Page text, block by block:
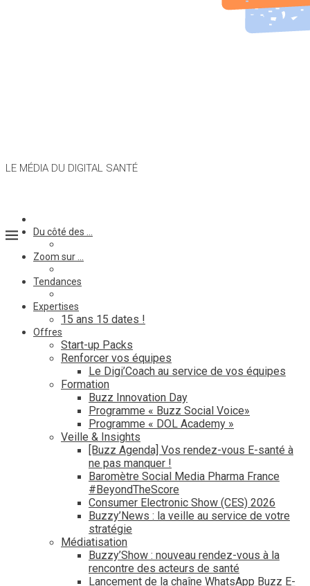
LE MÉDIA DU DIGITAL SANTÉ
Du côté des …
Zoom sur …
Tendances
Expertises
15 ans 15 dates !
Offres
Start-up Packs
Renforcer vos équipes
Le Digi’Coach au service de vos équipes
Formation
Buzz Innovation Day
Programme « Buzz Social Voice»
Programme « DOL Academy »
Veille & Insights
[Buzz Agenda] Vos rendez-vous E-santé à
ne pas manquer !
Baromètre Social Media Pharma France
#BeyondTheScore
Consumer Electronic Show (CES) 2026
Buzzy’News : la veille au service de votre
stratégie
Médiatisation
Buzzy’Show : nouveau rendez-vous à la
rencontre des acteurs de santé
Lancement de la chaîne WhatsApp Buzz E-